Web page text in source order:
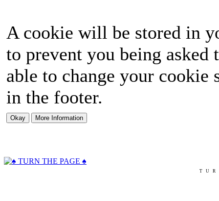
A cookie will be stored in
to prevent you being
able to change your
in the footer.